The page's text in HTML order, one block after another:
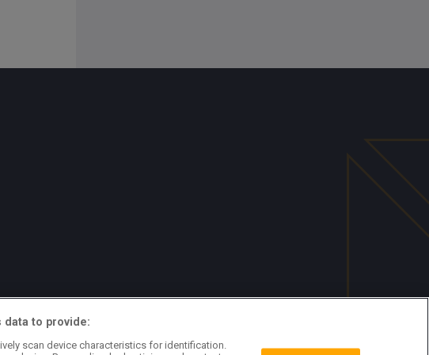
data to provide:
scan device characteristics for identification.